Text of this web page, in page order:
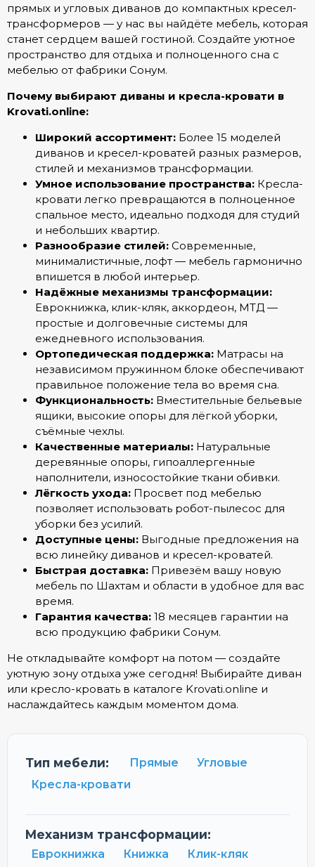
прямых и угловых диванов до компактных кресел-
трансформеров — у нас вы найдёте мебель, которая
станет сердцем вашей гостиной. Создайте уютное
пространство для отдыха и полноценного сна с
мебелью от фабрики Сонум.
Почему выбирают диваны и кресла-кровати в
Krovati.online:
Широкий ассортимент: Более 15 моделей
диванов и кресел-кроватей разных размеров,
стилей и механизмов трансформации.
Умное использование пространства: Кресла-
кровати легко превращаются в полноценное
спальное место, идеально подходя для студий
и небольших квартир.
Разнообразие стилей: Современные,
минималистичные, лофт — мебель гармонично
впишется в любой интерьер.
Надёжные механизмы трансформации:
Еврокнижка, клик-кляк, аккордеон, МТД —
простые и долговечные системы для
ежедневного использования.
Ортопедическая поддержка: Матрасы на
независимом пружинном блоке обеспечивают
правильное положение тела во время сна.
Функциональность: Вместительные бельевые
ящики, высокие опоры для лёгкой уборки,
съёмные чехлы.
Качественные материалы: Натуральные
деревянные опоры, гипоаллергенные
наполнители, износостойкие ткани обивки.
Лёгкость ухода: Просвет под мебелью
позволяет использовать робот-пылесос для
уборки без усилий.
Доступные цены: Выгодные предложения на
всю линейку диванов и кресел-кроватей.
Быстрая доставка: Привезём вашу новую
мебель по Шахтам и области в удобное для вас
время.
Гарантия качества: 18 месяцев гарантии на
всю продукцию фабрики Сонум.
Не откладывайте комфорт на потом — создайте
уютную зону отдыха уже сегодня! Выбирайте диван
или кресло-кровать в каталоге Krovati.online и
наслаждайтесь каждым моментом дома.
Тип мебели: Прямые
Угловые
Кресла-кровати
Механизм трансформации:
Еврокнижка Книжка
Клик-кляк